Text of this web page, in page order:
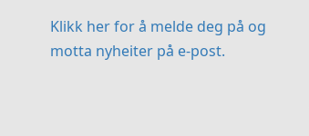
Klikk her for å melde deg på og
motta nyheiter på e-post.